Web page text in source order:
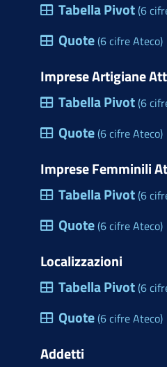
Tabella Pivot(6
Quote(6 cifre Ateco)
Imprese Artigiane
Tabella Pivot(6
Quote(6 cifre Ateco)
Imprese Femminili
Tabella Pivot(6
Quote(6 cifre Ateco)
Localizzazioni
Tabella Pivot(6
Quote(6 cifre Ateco)
Addetti